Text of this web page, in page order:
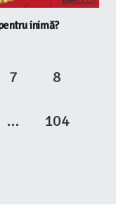
inimă?
7 8
… 104